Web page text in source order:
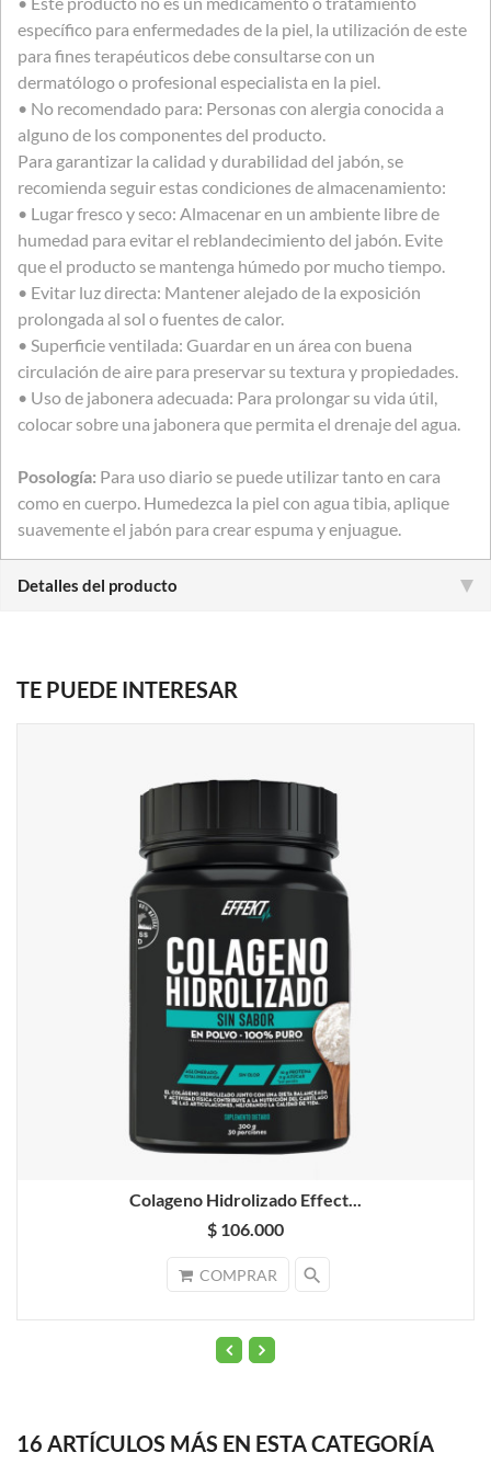
específico para enfermedades de la piel, la utilización de este
para fines terapéuticos debe consultarse con un
dermatólogo o profesional especialista en la piel.
• No recomendado para: Personas con alergia conocida a
alguno de los componentes del producto.
Para garantizar la calidad y durabilidad del jabón, se
recomienda seguir estas condiciones de almacenamiento:
• Lugar fresco y seco: Almacenar en un ambiente libre de
humedad para evitar el reblandecimiento del jabón. Evite
que el producto se mantenga húmedo por mucho tiempo.
• Evitar luz directa: Mantener alejado de la exposición
prolongada al sol o fuentes de calor.
• Superficie ventilada: Guardar en un área con buena
circulación de aire para preservar su textura y propiedades.
• Uso de jabonera adecuada: Para prolongar su vida útil,
colocar sobre una jabonera que permita el drenaje del agua.
Posología: Para uso diario se puede utilizar tanto en cara
como en cuerpo. Humedezca la piel con agua tibia, aplique
suavemente el jabón para crear espuma y enjuague.
Detalles del producto
TE PUEDE INTERESAR
Colageno Hidrolizado Effect...
$ 106.000
COMPRAR search
16 ARTÍCULOS MÁS EN ESTA CATEGORÍA